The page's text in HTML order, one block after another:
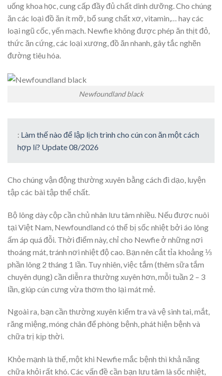
uống khoa học, cung cấp đầy đủ chất dinh dưỡng. Cho chúng
ăn các loại đồ ăn ít mỡ, bổ sung chất xơ, vitamin,… hay các
loại ngũ cốc, yến mạch. Newfie không được phép ăn thịt đỏ,
thức ăn cứng, các loại xương, đồ ăn nhanh, gây tắc nghẽn
đường tiêu hóa.
Newfoundland black
: Làm thế nào để lập lịch trình cho cún con ăn một cách
hợp lí? Update 08/2026
Cho chúng vận động thường xuyên bằng cách đi dạo, luyện
tập các bài tập thể chất.
Bộ lông dày cộp cần chủ nhân lưu tâm nhiều. Nếu được nuôi
tại Việt Nam, Newfoundland có thể bị sốc nhiệt bởi áo lông
ấm áp quá đỗi. Thời điểm này, chỉ cho Newfie ở những nơi
thoáng mát, tránh nơi nhiệt độ cao. Bạn nên cắt tỉa khoảng ⅓
phần lông 2 tháng 1 lần. Tuy nhiên, việc tắm (thêm sữa tắm
chuyên dụng) cần diễn ra thường xuyên hơn, mỗi tuần 2 – 3
lần, giúp cún cưng vừa thơm tho lại mát mẻ.
Ngoài ra, bạn cần thường xuyên kiểm tra và vệ sinh tai, mắt,
răng miệng, móng chân để phòng bệnh, phát hiện bệnh và
chữa trị kịp thời.
Khỏe mạnh là thế, một khi Newfie mắc bệnh thì khả năng
chữa khỏi rất khó. Các vấn đề cần bạn lưu tâm là sốc nhiệt,